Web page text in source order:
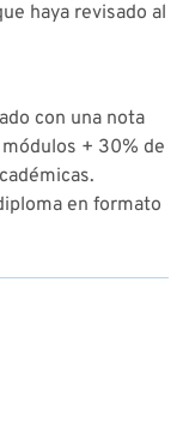
haya revisado al
con una nota
+ 30% de
en formato